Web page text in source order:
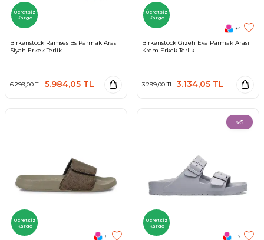
Ücretsiz
Kargo
Birkenstock Ramses Bs Parmak Arası
Siyah Erkek Terlik
6.299,00TL 5.984,05 TL
Ücretsiz
Kargo
+4
Birkenstock Gizeh Eva Parmak Arası
Krem Erkek Terlik
3.299,00TL 3.134,05 TL
Ücretsiz
Kargo
+1
%5
Ücretsiz
Kargo
+17